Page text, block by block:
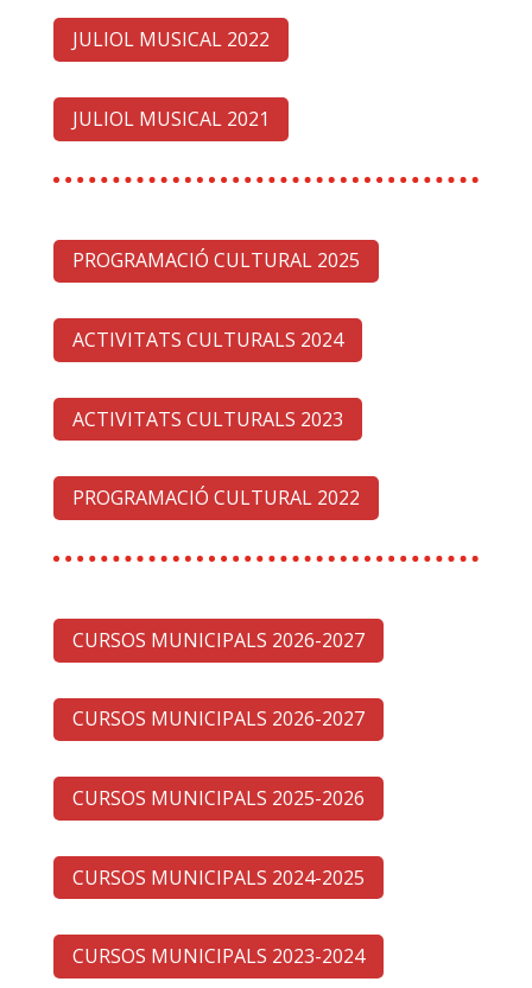
JULIOL MUSICAL 2022
JULIOL MUSICAL 2021
PROGRAMACIÓ CULTURAL 2025
ACTIVITATS CULTURALS 2024
ACTIVITATS CULTURALS 2023
PROGRAMACIÓ CULTURAL 2022
CURSOS MUNICIPALS 2026-2027
CURSOS MUNICIPALS 2026-2027
CURSOS MUNICIPALS 2025-2026
CURSOS MUNICIPALS 2024-2025
CURSOS MUNICIPALS 2023-2024